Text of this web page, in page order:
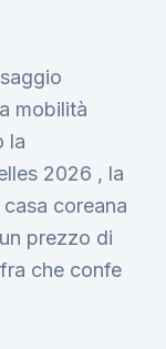
mobilità
la
2026 , la
coreana
prezzo di
che confe